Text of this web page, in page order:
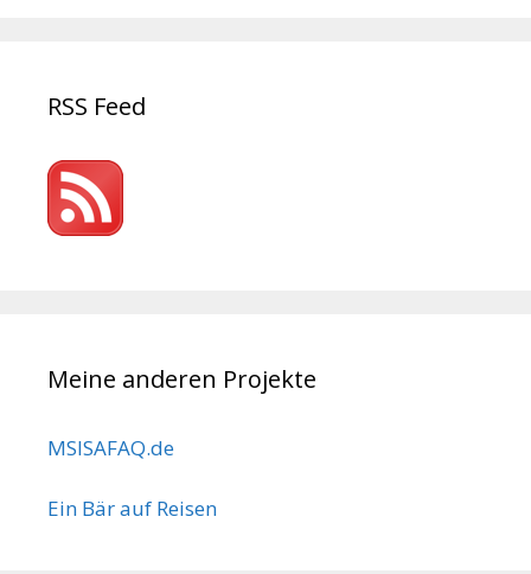
RSS Feed
Meine anderen Projekte
MSISAFAQ.de
Ein Bär auf Reisen